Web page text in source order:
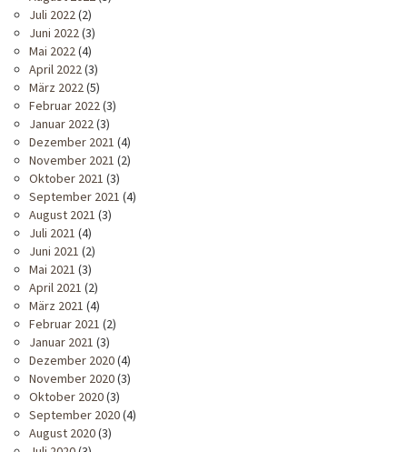
Juli 2022(2)
Juni 2022(3)
Mai 2022(4)
April 2022(3)
März 2022(5)
Februar 2022(3)
Januar 2022(3)
Dezember 2021 (4)
November 2021 (2)
Oktober 2021 (3)
September 2021 (4)
August 2021 (3)
Juli 2021 (4)
Juni 2021 (2)
Mai 2021 (3)
April 2021 (2)
März 2021 (4)
Februar 2021 (2)
Januar 2021 (3)
Dezember 2020(4)
November 2020(3)
Oktober 2020(3)
September 2020(4)
August 2020(3)